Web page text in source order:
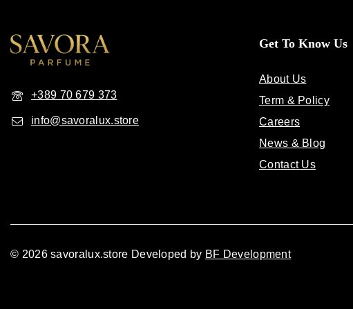
+389 70 679 373
info@savoralux.store
Get To Know Us
About Us
Term & Policy
Careers
News & Blog
Contact Us
© 2026 savoralux.store Developed by BF Development